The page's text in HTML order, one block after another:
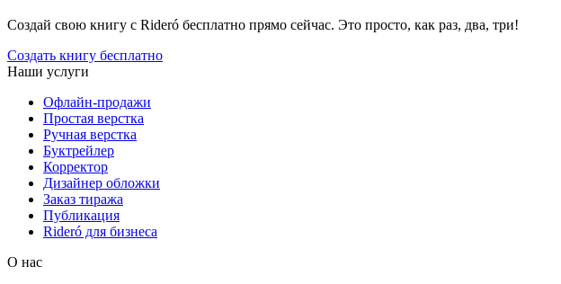
Создай свою книгу с Rideró бесплатно прямо сейчас. Это просто, как раз, два, три!
Создать книгу бесплатно
Наши услуги
Офлайн-продажи
Простая верстка
Ручная верстка
Буктрейлер
Корректор
Дизайнер обложки
Заказ тиража
Публикация
Rideró для бизнеса
О нас